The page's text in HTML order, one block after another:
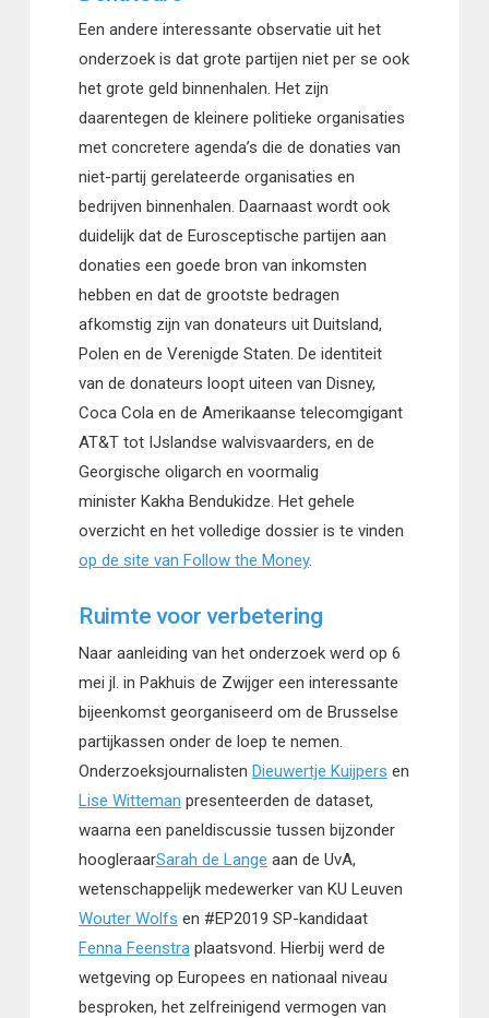
Een andere interessante observatie uit het
onderzoek is dat grote partijen niet per se ook
het grote geld binnenhalen. Het zijn
daarentegen de kleinere politieke organisaties
met concretere agenda’s die de donaties van
niet-partij gerelateerde organisaties en
bedrijven binnenhalen. Daarnaast wordt ook
duidelijk dat de Eurosceptische partijen aan
donaties een goede bron van inkomsten
hebben en dat de grootste bedragen
afkomstig zijn van donateurs uit Duitsland,
Polen en de Verenigde Staten. De identiteit
van de donateurs loopt uiteen van Disney,
Coca Cola en de Amerikaanse telecomgigant
AT&T tot IJslandse walvisvaarders, en de
Georgische oligarch en voormalig
minister Kakha Bendukidze. Het gehele
overzicht en het volledige dossier is te vinden
op de site van Follow the Money.
Ruimte voor verbetering
Naar aanleiding van het onderzoek werd op 6
mei jl. in Pakhuis de Zwijger een interessante
bijeenkomst georganiseerd om de Brusselse
partijkassen onder de loep te nemen.
Onderzoeksjournalisten Dieuwertje Kuijpers en
Lise Witteman presenteerden de dataset,
waarna een paneldiscussie tussen bijzonder
hoogleraarSarah de Lange aan de UvA,
wetenschappelijk medewerker van KU Leuven
Wouter Wolfs en #EP2019 SP-kandidaat
Fenna Feenstraplaatsvond. Hierbij werd de
wetgeving op Europees en nationaal niveau
besproken, het zelfreinigend vermogen van